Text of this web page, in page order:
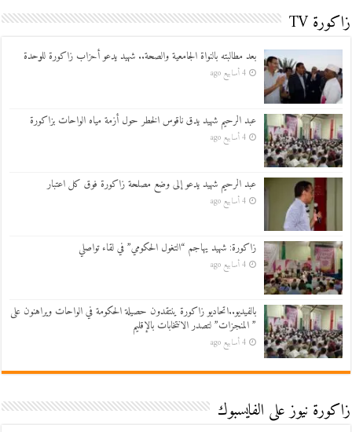
زاكورة TV
بعد مطالبته بالنواة الجامعية والصحة.. شهيد يدعو أحزاب زاكورة للوحدة
4 أسابيع ago
عبد الرحيم شهيد يدق ناقوس الخطر حول أزمة مياه الواحات بزاكورة
4 أسابيع ago
عبد الرحيم شهيد يدعو إلى وضع مصلحة زاكورة فوق كل اعتبار
4 أسابيع ago
زاكورة: شهيد يهاجم “التغول الحكومي” في لقاء تواصلي
4 أسابيع ago
بالفيديو..اتحاديو زاكورة ينتقدون حصيلة الحكومة في الواحات ويراهنون على
” المنجزات” لتصدر الانتخابات بالإقليم
4 أسابيع ago
زاكورة نيوز على الفايسبوك